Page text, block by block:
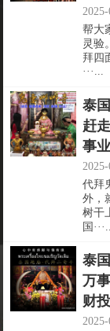
帮大
灵验
拜四
···...
泰
赶
事业
代拜
外，
树干
国
泰
万
财